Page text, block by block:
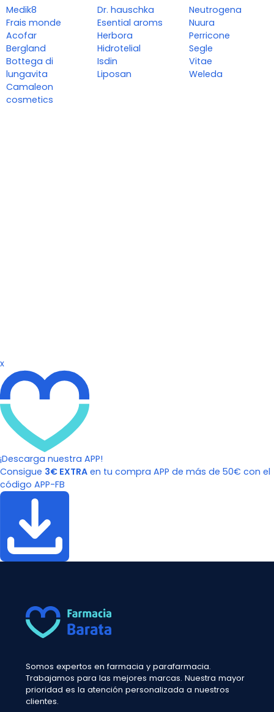
Medik8
Frais monde
Acofar
Bergland
Bottega di
lungavita
Camaleon
cosmetics
Dr. hauschka
Esential aroms
Herbora
Hidrotelial
Isdin
Liposan
Neutrogena
Nuura
Perricone
Segle
Vitae
Weleda
x
¡Descarga nuestra APP!
Consigue 3€ EXTRA en tu compra APP de más de 50€ con el
código APP-FB
Somos expertos en farmacia y parafarmacia.
Trabajamos para las mejores marcas. Nuestra mayor
prioridad es la atención personalizada a nuestros
clientes.